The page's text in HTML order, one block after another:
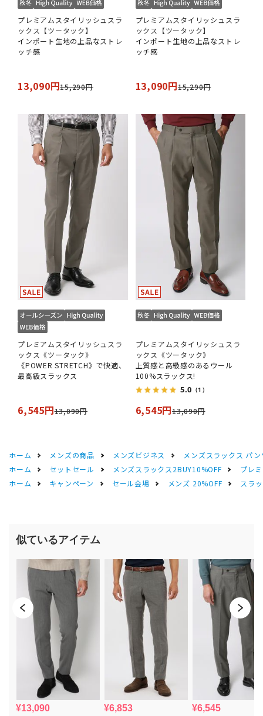
プレミアムスタイリッシュスラ
ックス【ツータック】
インポート生地の上品なストレ
ッチ感
13,090円15,290円
プレミアムスタイリッシュスラ
ックス【ツータック】
インポート生地の上品なストレ
ッチ感
13,090円15,290円
プレミアムスタイリッシュスラ
ックス《ツータック》
《POWER STRETCH》で快適、
最高級スラックス
6,545円13,090円
プレミアムスタイリッシュスラ
ックス《ツータック》
上質感と高級感のあるウール
100%スラックス!
5.0 （1）
6,545円13,090円
ホーム メンズの商品 メンズビジネス
メンズスラックス パン
ホーム
セットセール メンズスラックス2BUY10%OFF
プレ
ホーム
キャンペーン セール会場 メンズ 20%OFF スラ